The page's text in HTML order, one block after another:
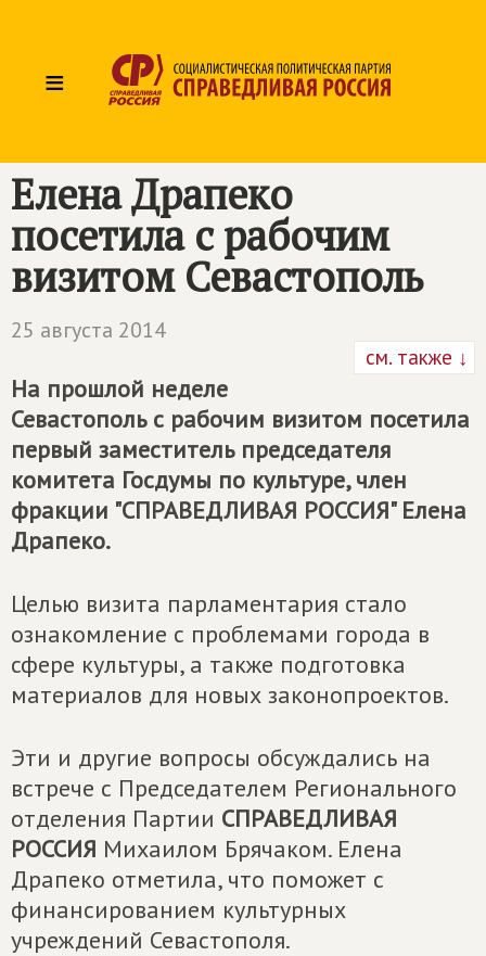
≡
Елена Драпеко
посетила с рабочим
визитом Севастополь
25 августа 2014
см. также ↓
На прошлой неделе
Севастополь с рабочим визитом посетила
первый заместитель председателя
комитета Госдумы по культуре, член
фракции "СПРАВЕДЛИВАЯ РОССИЯ" Елена
Драпеко.
Целью визита парламентария стало
ознакомление с проблемами города в
сфере культуры, а также подготовка
материалов для новых законопроектов.
Эти и другие вопросы обсуждались на
встрече с Председателем Регионального
отделения Партии СПРАВЕДЛИВАЯ
РОССИЯ Михаилом Брячаком. Елена
Драпеко отметила, что поможет с
финансированием культурных
учреждений Севастополя.